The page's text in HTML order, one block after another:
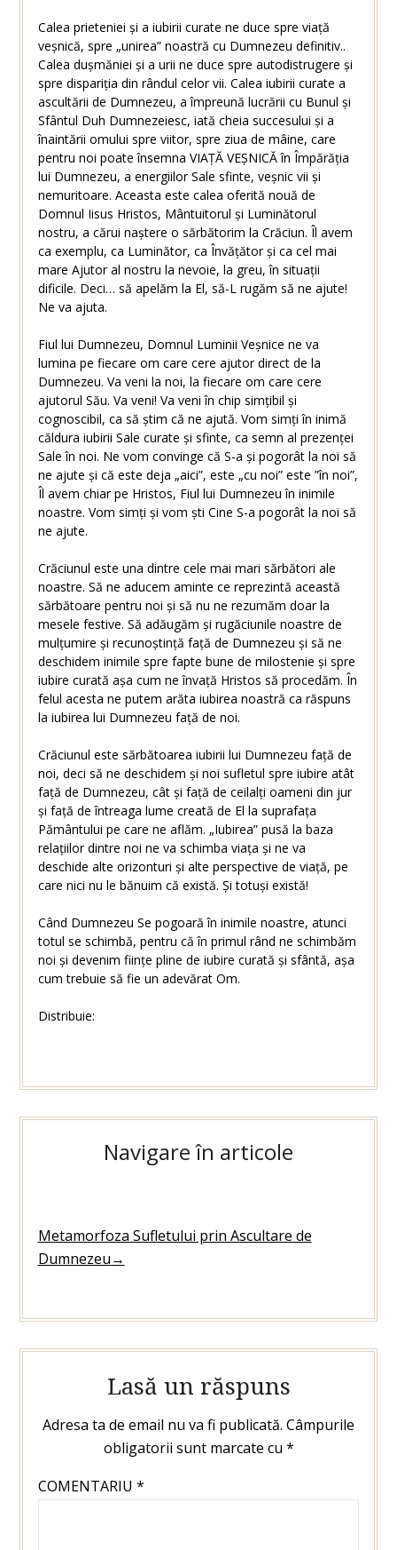
Calea prieteniei și a iubirii curate ne duce spre viață
veșnică, spre „unirea” noastră cu Dumnezeu definitiv..
Calea dușmăniei și a urii ne duce spre autodistrugere și
spre dispariția din rândul celor vii. Calea iubirii curate a
ascultării de Dumnezeu, a împreună lucrării cu Bunul și
Sfântul Duh Dumnezeiesc, iată cheia succesului și a
înaintării omului spre viitor, spre ziua de mâine, care
pentru noi poate însemna VIAȚĂ VEȘNICĂ în Împărăția
lui Dumnezeu, a energiilor Sale sfinte, veșnic vii și
nemuritoare. Aceasta este calea oferită nouă de
Domnul Iisus Hristos, Mântuitorul și Luminătorul
nostru, a cărui naștere o sărbătorim la Crăciun. Îl avem
ca exemplu, ca Luminător, ca Învățător și ca cel mai
mare Ajutor al nostru la nevoie, la greu, în situații
dificile. Deci… să apelăm la El, să-L rugăm să ne ajute!
Ne va ajuta.
Fiul lui Dumnezeu, Domnul Luminii Veșnice ne va
lumina pe fiecare om care cere ajutor direct de la
Dumnezeu. Va veni la noi, la fiecare om care cere
ajutorul Său. Va veni! Va veni în chip simțibil și
cognoscibil, ca să știm că ne ajută. Vom simți în inimă
căldura iubirii Sale curate și sfinte, ca semn al prezenței
Sale în noi. Ne vom convinge că S-a și pogorât la noi să
ne ajute și că este deja „aici”, este „cu noi” este ”în noi”,
Îl avem chiar pe Hristos, Fiul lui Dumnezeu în inimile
noastre. Vom simți și vom ști Cine S-a pogorât la noi să
ne ajute.
Crăciunul este una dintre cele mai mari sărbători ale
noastre. Să ne aducem aminte ce reprezintă această
sărbătoare pentru noi și să nu ne rezumăm doar la
mesele festive. Să adăugăm și rugăciunile noastre de
mulțumire și recunoștință față de Dumnezeu și să ne
deschidem inimile spre fapte bune de milostenie și spre
iubire curată așa cum ne învață Hristos să procedăm. În
felul acesta ne putem arăta iubirea noastră ca răspuns
la iubirea lui Dumnezeu față de noi.
Crăciunul este sărbătoarea iubirii lui Dumnezeu față de
noi, deci să ne deschidem și noi sufletul spre iubire atât
față de Dumnezeu, cât și față de ceilalți oameni din jur
și față de întreaga lume creată de El la suprafața
Pământului pe care ne aflăm. „Iubirea” pusă la baza
relațiilor dintre noi ne va schimba viața și ne va
deschide alte orizonturi și alte perspective de viață, pe
care nici nu le bănuim că există. Și totuși există!
Când Dumnezeu Se pogoară în inimile noastre, atunci
totul se schimbă, pentru că în primul rând ne schimbăm
noi și devenim ființe pline de iubire curată și sfântă, așa
cum trebuie să fie un adevărat Om.
Distribuie:
Navigare în articole
Metamorfoza Sufletului prin Ascultare de
Dumnezeu→
Lasă un răspuns
Adresa ta de email nu va fi publicată. Câmpurile
obligatorii sunt marcate cu *
COMENTARIU *